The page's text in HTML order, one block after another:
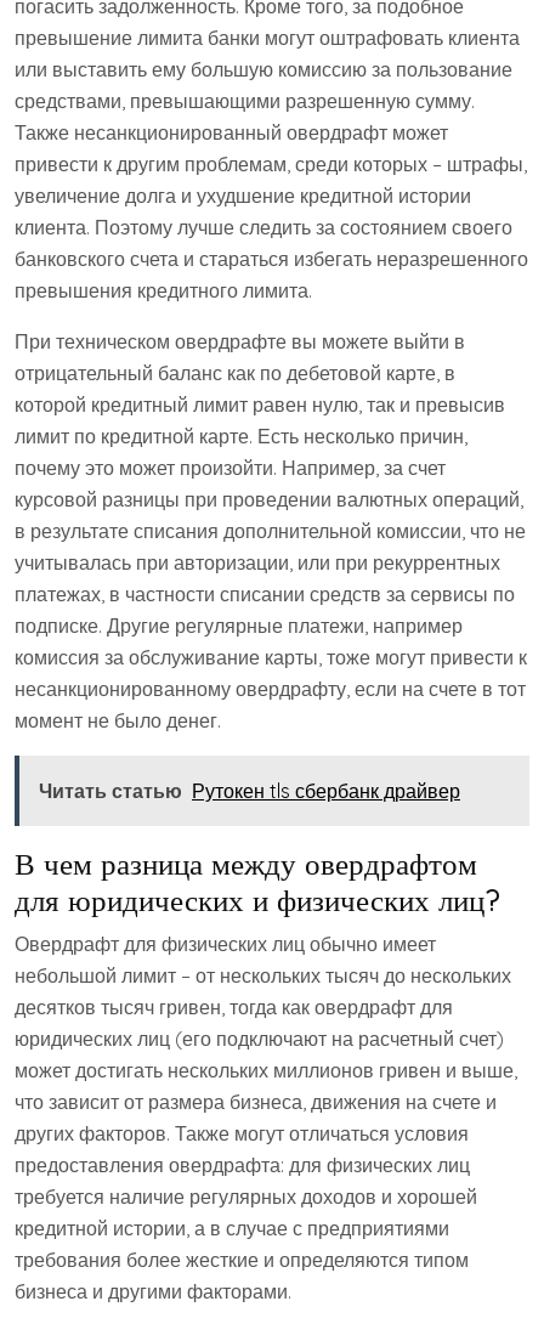
погасить задолженность. Кроме того, за подобное
превышение лимита банки могут оштрафовать клиента
или выставить ему большую комиссию за пользование
средствами, превышающими разрешенную сумму.
Также несанкционированный овердрафт может
привести к другим проблемам, среди которых – штрафы,
увеличение долга и ухудшение кредитной истории
клиента. Поэтому лучше следить за состоянием своего
банковского счета и стараться избегать неразрешенного
превышения кредитного лимита.
При техническом овердрафте вы можете выйти в
отрицательный баланс как по дебетовой карте, в
которой кредитный лимит равен нулю, так и превысив
лимит по кредитной карте. Есть несколько причин,
почему это может произойти. Например, за счет
курсовой разницы при проведении валютных операций,
в результате списания дополнительной комиссии, что не
учитывалась при авторизации, или при рекуррентных
платежах, в частности списании средств за сервисы по
подписке. Другие регулярные платежи, например
комиссия за обслуживание карты, тоже могут привести к
несанкционированному овердрафту, если на счете в тот
момент не было денег.
Читать статью Рутокен tls сбербанк драйвер
В чем разница между овердрафтом
для юридических и физических лиц?
Овердрафт для физических лиц обычно имеет
небольшой лимит – от нескольких тысяч до нескольких
десятков тысяч гривен, тогда как овердрафт для
юридических лиц (его подключают на расчетный счет)
может достигать нескольких миллионов гривен и выше,
что зависит от размера бизнеса, движения на счете и
других факторов. Также могут отличаться условия
предоставления овердрафта: для физических лиц
требуется наличие регулярных доходов и хорошей
кредитной истории, а в случае с предприятиями
требования более жесткие и определяются типом
бизнеса и другими факторами.